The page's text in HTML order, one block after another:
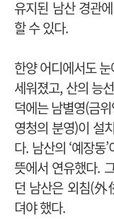
유지된 남산 경관
할 수 있다.
한양 어디에서도
세워졌고, 산의 능
덕에는 남별영(금
영청의 분영)이 설
다. 남산의 ‘예장동
뜻에서 연유했다.
던 남산은 외침(外
뎌야 했다.